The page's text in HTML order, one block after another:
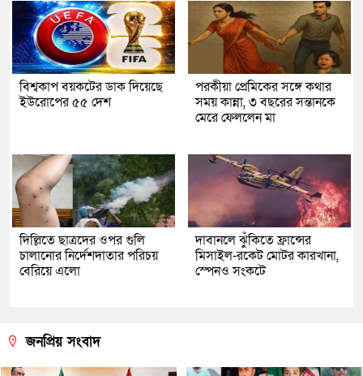
বিশ্বকাপ বয়কটের ডাক দিয়েছে
ইউরোপের ৫৫ দেশ
পরকীয়া প্রেমিকের সঙ্গে কথার
সময় কান্না, ৩ বছরের সন্তানকে
মেরে ফেললেন মা
দিল্লিতে ছাত্রদের ওপর গুলি
চালানোর নির্দেশদাতার পরিচয়
বেরিয়ে এলো
দাবানলে ঝুঁকিতে ফ্রান্সের
মিসাইল-রকেট মোটর কারখানা,
স্পেনও সংকটে
জনপ্রিয় সংবাদ